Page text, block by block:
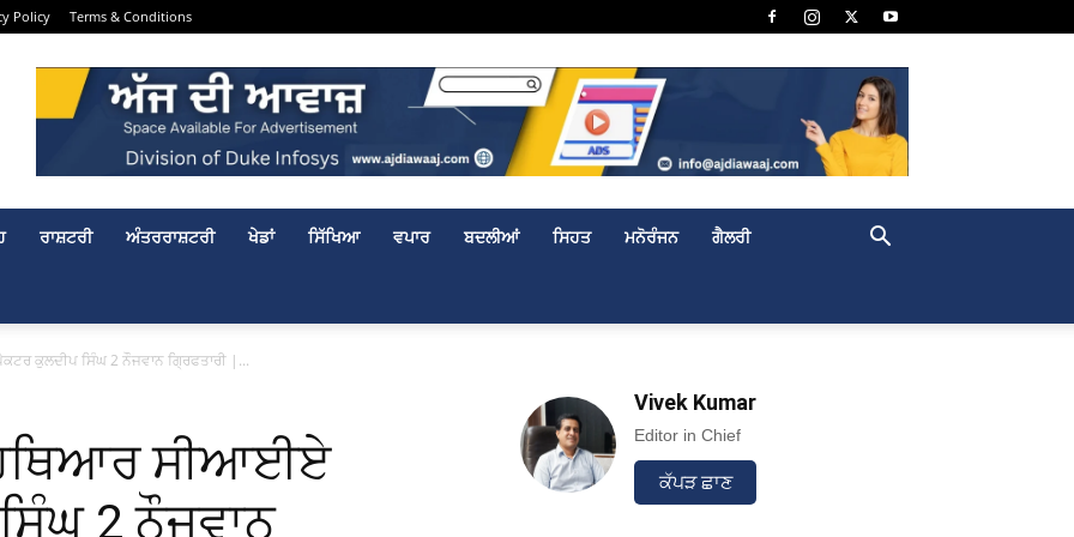
Policy Terms & Conditions
ਰਾਸ਼ਟਰੀ ਅੰਤਰਰਾਸ਼ਟਰੀ ਖੇਡਾਂ ਸਿੱਖਿਆ ਵਪਾਰ ਬਦਲੀਆਂ ਸਿਹਤ ਮਨੋਰੰਜਨ ਗੈਲਰੀ
ਕੁਲਦੀਪ ਸਿੰਘ 2 ਨੌਜਵਾਨ ਗ੍ਰਿਫਤਾਰੀ |...
ਸੀਆਈਏ
2 ਨੌਜਵਾਨ
Vivek Kumar
Editor in Chief
ਕੱਪੜ ਛਾਣ